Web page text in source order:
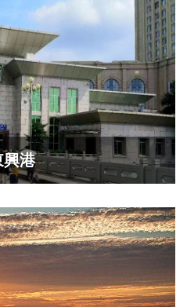
興港